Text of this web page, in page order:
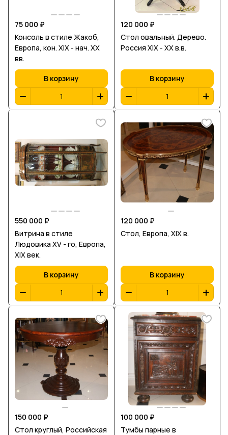
75 000 ₽
Консоль в стиле Жакоб,
Европа, кон. XIX - нач. ХХ
вв.
В корзину
120 000 ₽
Стол овальный. Дерево.
Россия XIX - XX в.в.
В корзину
550 000 ₽
Витрина в стиле
Людовика XV - го, Европа,
ХIХ век.
В корзину
120 000 ₽
Стол, Европа, XIX в.
В корзину
150 000 ₽
Стол круглый, Российская
100 000 ₽
Тумбы парные в